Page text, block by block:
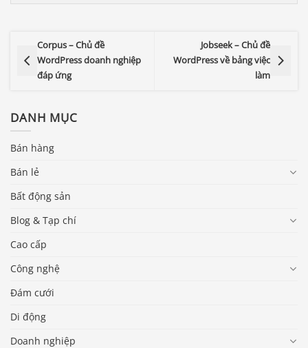
Corpus – Chủ đề
WordPress doanh nghiệp
đáp ứng
Jobseek – Chủ đề
WordPress về bảng việc
làm
DANH MỤC
Bán hàng
Bán lẻ
Bất động sản
Blog & Tạp chí
Cao cấp
Công nghệ
Đám cưới
Di động
Doanh nghiệp